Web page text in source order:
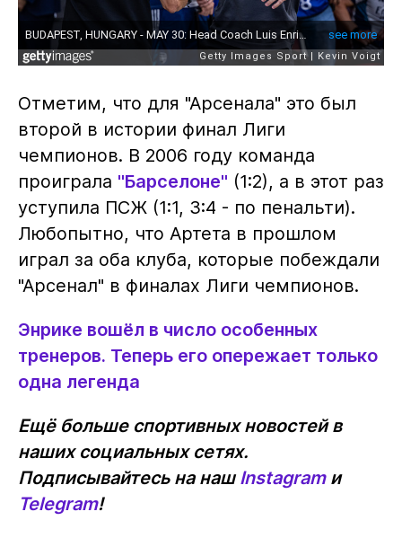
Отметим, что для "Арсенала" это был
второй в истории финал Лиги
чемпионов. В 2006 году команда
проиграла "Барселоне" (1:2), а в этот раз
уступила ПСЖ (1:1, 3:4 - по пенальти).
Любопытно, что Артета в прошлом
играл за оба клуба, которые побеждали
"Арсенал" в финалах Лиги чемпионов.
Энрике вошёл в число особенных
тренеров. Теперь его опережает только
одна легенда
Ещё больше спортивных новостей в
наших социальных сетях.
Подписывайтесь на нашInstagramи
Telegram!